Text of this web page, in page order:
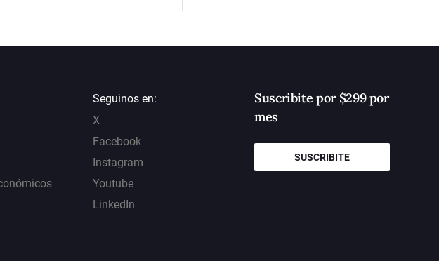
Seguinos en:
X
Facebook
Instagram
Youtube
LinkedIn
Suscribite por $299 por
mes
SUSCRIBITE